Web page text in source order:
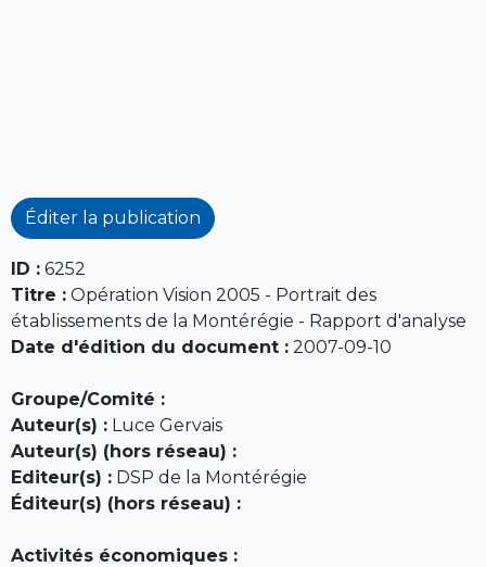
Éditer la publication
ID : 6252
Titre : Opération Vision 2005 - Portrait des
établissements de la Montérégie - Rapport d'analyse
Date d'édition du document : 2007-09-10
Groupe/Comité :
Auteur(s) : Luce Gervais
Auteur(s) (hors réseau) :
Editeur(s) : DSP de la Montérégie
Éditeur(s) (hors réseau) :
Activités économiques :